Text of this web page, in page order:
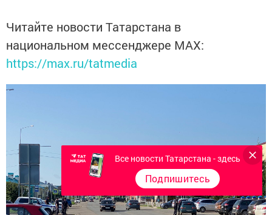
Читайте новости Татарстана в
национальном мессенджере MАХ:
https://max.ru/tatmedia
Все новости Татарстана - здесь
Подпишитесь